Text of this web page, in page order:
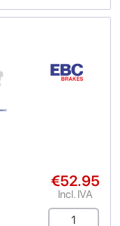
€52.95
Incl. IVA